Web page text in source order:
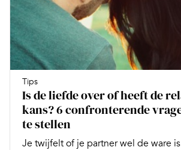
Tips
Is de liefde over of heeft de
kans? 6 confronterende
te stellen
Je twijfelt of je partner wel de ware